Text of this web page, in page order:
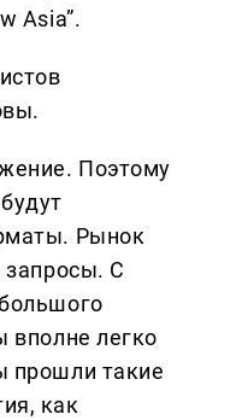
Asia”.
Поэтому
Рынок
запросы. С
вполне легко
прошли такие
как